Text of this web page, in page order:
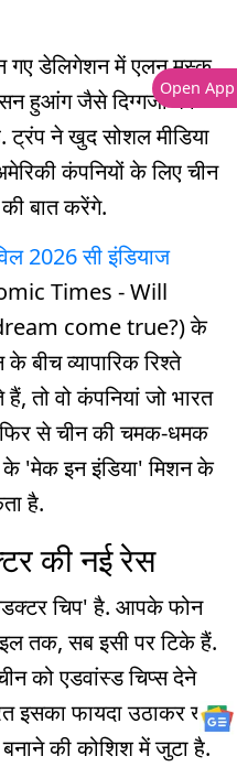
गए डेलिगेशन में एलन मस्क,
हुआंग जैसे दिग्गजों का
ट्रंप ने खुद सोशल मीडिया
कंपनियों के लिए चीन
बात करेंगे.
2026 सी इंडियाज
Times - Will
come true?) के
बीच व्यापारिक रिश्ते
तो वो कंपनियां जो भारत
से चीन की चमक-धमक
के 'मेक इन इंडिया' मिशन के
है.
की नई रेस
चिप' है. आपके फोन
तक, सब इसी पर टिके हैं.
को एडवांस्ड चिप्स देने
इसका फायदा उठाकर खुद
की कोशिश में जुटा है.
Open App